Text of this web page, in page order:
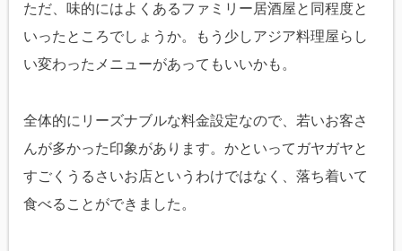
ただ、味的にはよくあるファミリー居酒屋と同程度と
いったところでしょうか。もう少しアジア料理屋らし
い変わったメニューがあってもいいかも。
全体的にリーズナブルな料金設定なので、若いお客さ
んが多かった印象があります。かといってガヤガヤと
すごくうるさいお店というわけではなく、落ち着いて
食べることができました。